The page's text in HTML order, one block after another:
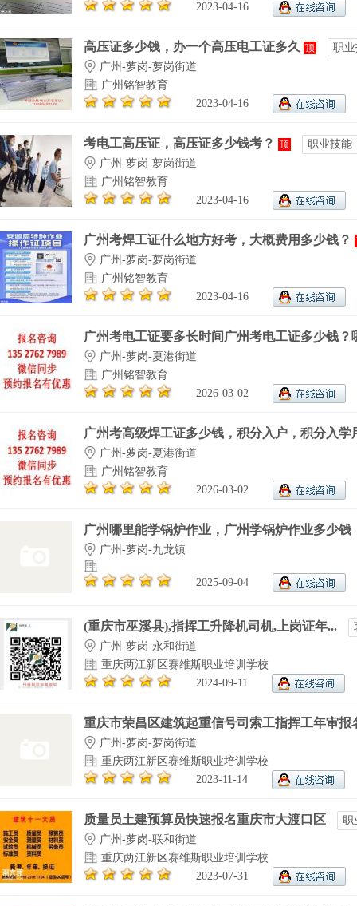
2023-04-16
高压证多少钱，办一个高压电工证多久 顶
职
广州-萝岗-萝岗街道
广州铭智教育
2023-04-16
考电工高压证，高压证多少钱考？ 顶
职业技能
广州-萝岗-萝岗街道
广州铭智教育
2023-04-16
广州考焊工证什么地方好考，大概费用多少钱？
广州-萝岗-萝岗街道
广州铭智教育
2023-04-16
广州考电工证要多长时间广州考电工证多少钱？
广州-萝岗-夏港街道
广州铭智教育
2026-03-02
广州考高级焊工证多少钱，积分入户，积分入学
广州-萝岗-夏港街道
广州铭智教育
2026-03-02
广州哪里能学锅炉作业，广州学锅炉作业多少钱
广州-萝岗-九龙镇
2025-09-04
(重庆市巫溪县),指挥工升降机司机,上岗证年...
广州-萝岗-永和街道
重庆两江新区赛维斯职业培训学校
2024-09-11
重庆市荣昌区建筑起重信号司索工指挥工年审报
广州-萝岗-萝岗街道
重庆两江新区赛维斯职业培训学校
2023-11-14
质量员土建预算员快速报名重庆市大渡口区
职
广州-萝岗-联和街道
重庆两江新区赛维斯职业培训学校
2023-07-31